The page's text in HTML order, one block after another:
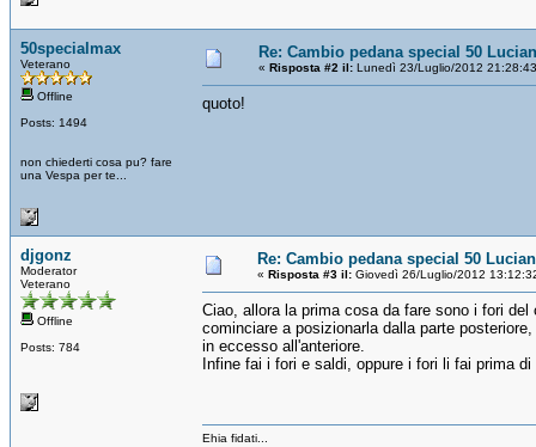
50specialmax
Veterano
Offline
Posts: 1494
non chiederti cosa pu? fare
una Vespa per te...
Re: Cambio pedana special 50
« Risposta #2 il: Lunedì 23/Luglio/2012
quoto!
djgonz
Moderator
Veterano
Offline
Posts: 784
Re: Cambio pedana special 50
« Risposta #3 il: Giovedì 26/Luglio/2012
Ciao, allora la prima cosa da fare sono i fori
cominciare a posizionarla dalla parte
in eccesso all'anteriore.
Infine fai i fori e saldi, oppure i fori li fai prima di
Ehia fidati...